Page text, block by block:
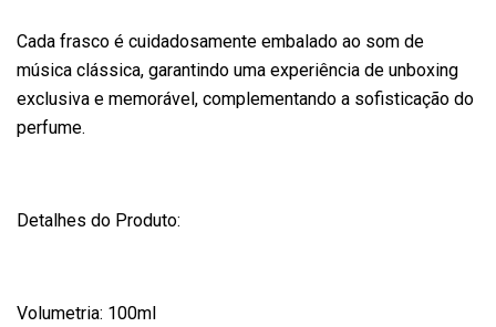
Cada frasco é cuidadosamente embalado ao som de
música clássica, garantindo uma experiência de unboxing
exclusiva e memorável, complementando a sofisticação do
perfume.
Detalhes do Produto:
Volumetria: 100ml